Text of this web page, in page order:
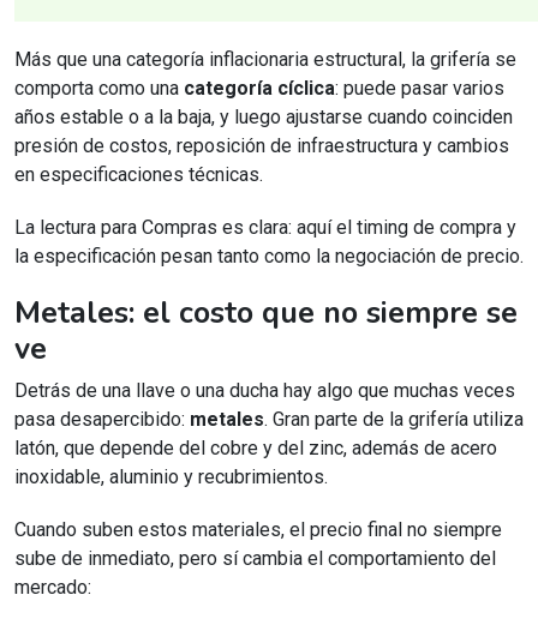
Más que una categoría inflacionaria estructural, la grifería se
comporta como una categoría cíclica: puede pasar varios
años estable o a la baja, y luego ajustarse cuando coinciden
presión de costos, reposición de infraestructura y cambios
en especificaciones técnicas.
La lectura para Compras es clara: aquí el timing de compra y
la especificación pesan tanto como la negociación de precio.
Metales: el costo que no siempre se
ve
Detrás de una llave o una ducha hay algo que muchas veces
pasa desapercibido: metales. Gran parte de la grifería utiliza
latón, que depende del cobre y del zinc, además de acero
inoxidable, aluminio y recubrimientos.
Cuando suben estos materiales, el precio final no siempre
sube de inmediato, pero sí cambia el comportamiento del
mercado: